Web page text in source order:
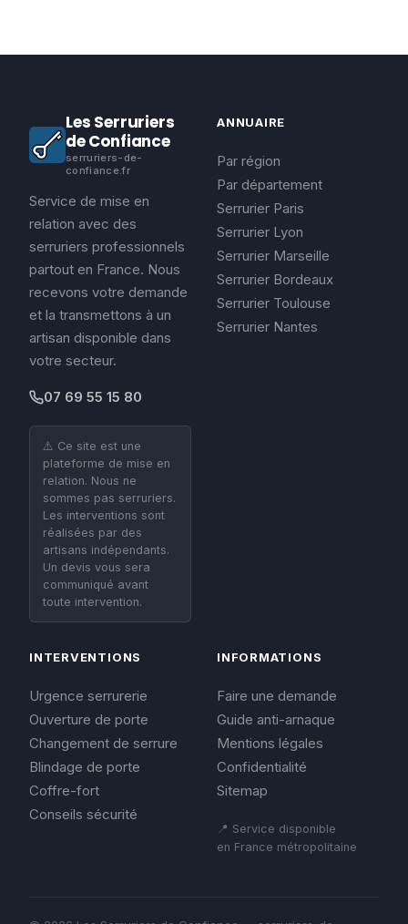
Les Serruriers
de Confiance
serruriers-de-
confiance.fr
Service de mise en
relation avec des
serruriers professionnels
partout en France. Nous
recevons votre demande
et la transmettons à un
artisan disponible dans
votre secteur.
07 69 55 15 80
⚠️ Ce site est une
plateforme de mise en
relation. Nous ne
sommes pas serruriers.
Les interventions sont
réalisées par des
artisans indépendants.
Un devis vous sera
communiqué avant
toute intervention.
ANNUAIRE
Par région
Par département
Serrurier Paris
Serrurier Lyon
Serrurier Marseille
Serrurier Bordeaux
Serrurier Toulouse
Serrurier Nantes
INTERVENTIONS
Urgence serrurerie
Ouverture de porte
Changement de serrure
Blindage de porte
Coffre-fort
Conseils sécurité
INFORMATIONS
Faire une demande
Guide anti-arnaque
Mentions légales
Confidentialité
Sitemap
📍 Service disponible
en France métropolitaine